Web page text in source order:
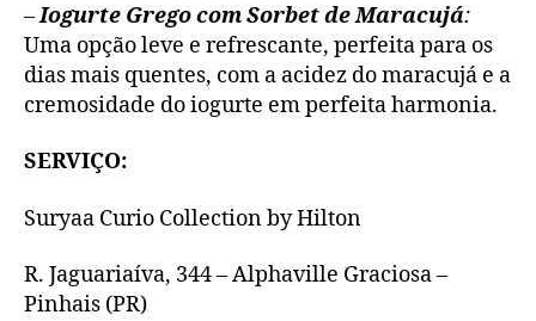
–Iogurte Grego com Sorbet de Maracujá:
Uma opção leve e refrescante, perfeita para os
dias mais quentes, com a acidez do maracujá e a
cremosidade do iogurte em perfeita harmonia.
SERVIÇO:
Suryaa Curio Collection by Hilton
R. Jaguariaíva, 344 – Alphaville Graciosa –
Pinhais (PR)